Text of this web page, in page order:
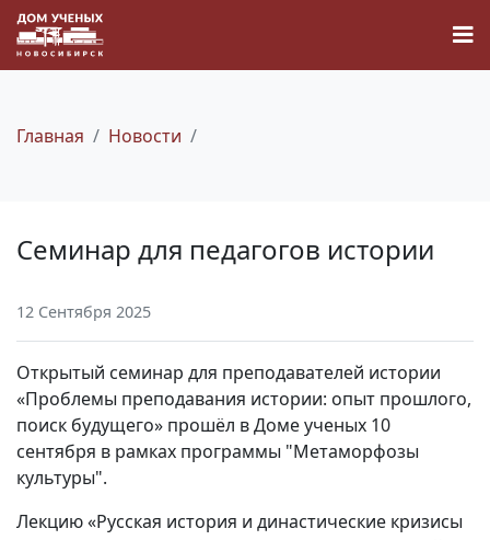
Наука
О Доме учёных
Виртуальный тур
Контакты
Вакансии
Главная Новости
Семинар для педагогов истории
12 Сентября 2025
Открытый семинар для преподавателей истории
«Проблемы преподавания истории: опыт прошлого,
поиск будущего» прошёл в Доме ученых 10
сентября в рамках программы "Метаморфозы
культуры".
Лекцию «Русская история и династические кризисы